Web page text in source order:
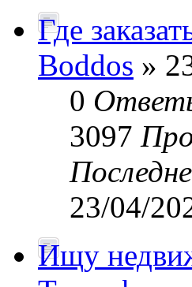
Где
Boddos »
0
3097
23/04/
Ищу